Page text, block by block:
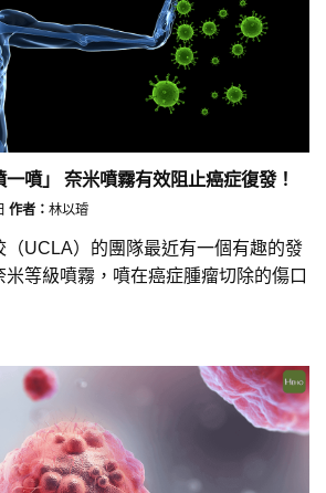
噴」 奈米噴霧有效阻止癌症復發！
作者： 林以璿
（UCLA）的團隊最近有一個有趣的發
等級噴霧，噴在癌症腫瘤切除的傷口